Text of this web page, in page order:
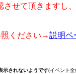
せて頂きますし
ください→説明ペ
示されないようです(イベント全